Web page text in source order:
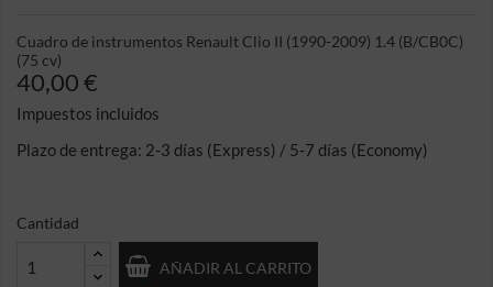
Cuadro de instrumentos Renault Clio II (1990-2009) 1.4 (B/CB0C)
(75 cv)
40,00 €
Impuestos incluidos
Plazo de entrega: 2-3 días (Express) / 5-7 días (Economy)
Cantidad
AÑADIR AL CARRITO